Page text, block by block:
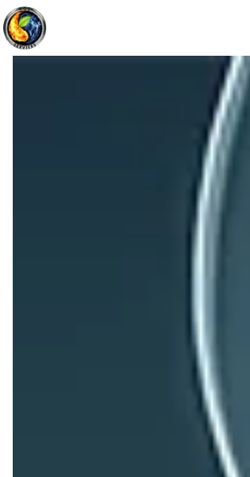
Panneau de gestion des cookies